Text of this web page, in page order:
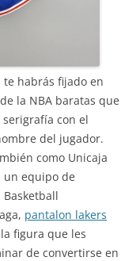
habrás fijado en
la NBA baratas que
con el
del jugador.
como Unicaja
un equipo de
Basketball
pantalon lakers
figura que les
de convertirse en